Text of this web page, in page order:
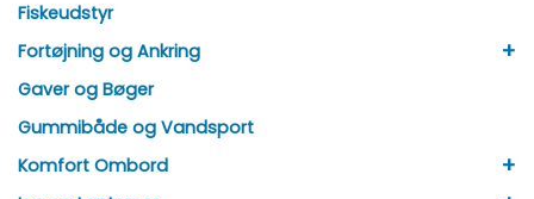
Fiskeudstyr
Fortøjning og Ankring
+
Gaver og Bøger
Gummibåde og Vandsport
Komfort Ombord
+